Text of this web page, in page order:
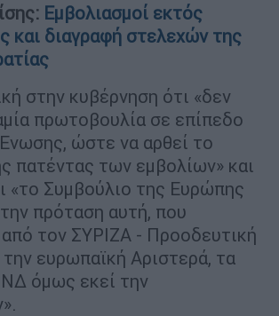
Εμβολιασμοί εκτός
και διαγραφή στελεχών της
στην κυβέρνηση ότι «δεν
πρωτοβουλία σε επίπεδο
ώστε να αρθεί το
πατέντας των εμβολίων» και
«το Συμβούλιο της Ευρώπης
πρόταση αυτή, που
από τον ΣΥΡΙΖΑ - Προοδευτική
την ευρωπαϊκή Αριστερά, τα
όμως εκεί την